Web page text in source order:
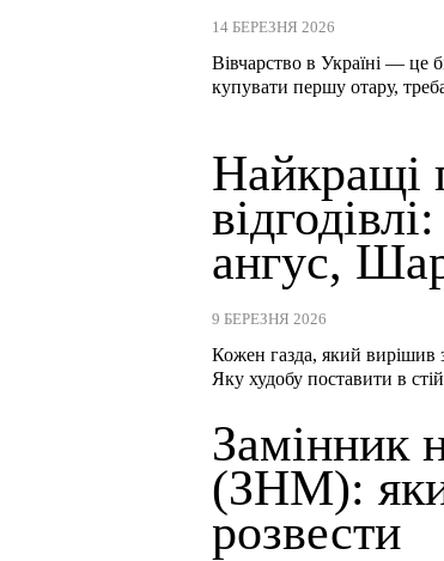
14 БЕРЕЗНЯ 2026
Вівчарство в Україні — це
купувати першу отару,
Найкращі
ангус,
9 БЕРЕЗНЯ 2026
Кожен газда, який вирішив
Яку худобу поставити в
Замінник
(ЗНМ):
розвести